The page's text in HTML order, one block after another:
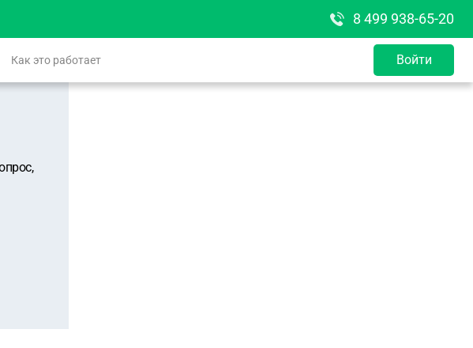
8 499 938-65-20
Как это работает Войти